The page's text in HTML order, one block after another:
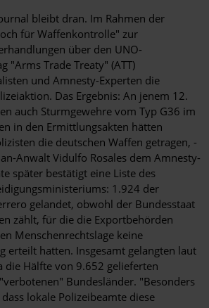
bleibt dran. Im Rahmen der
für Waffenkontrolle" zur
über den UNO-
"Arms Trade Treaty" (ATT)
und Amnesty-Experten die
Das Ergebnis: An jenem 12.
auch Sturmgewehre vom Typ G36 im
in den Ermittlungsakten hätten
die deutschen Waffen getragen,
Anwalt Vidulfo Rosales dem Amnesty-
später bestätigt eine Liste des
1.924 der
gelandet, obwohl der Bundesstaat
zählt, für die die Exportbehörden
Menschenrechtslage keine
erteilt hatten. Insgesamt gelangten laut
die Hälfte von 9.652 gelieferten
Bundesländer. "Besonders
lokale Polizeibeamte diese